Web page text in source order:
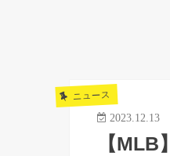
ニュース
2023.12.13
【